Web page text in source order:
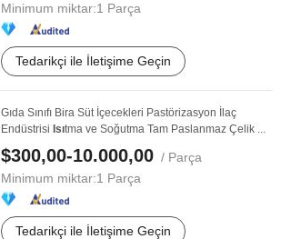
Minimum miktar:1 Parça
Tedarikçi ile İletişime Geçin
Gıda Sınıfı Bira Süt İçecekleri Pastörizasyon İlaç
Endüstrisi Isıtma ve Soğutma Tam Paslanmaz Çelik ...
$300,00-10.000,00 / Parça
Minimum miktar:1 Parça
Tedarikçi ile İletişime Geçin